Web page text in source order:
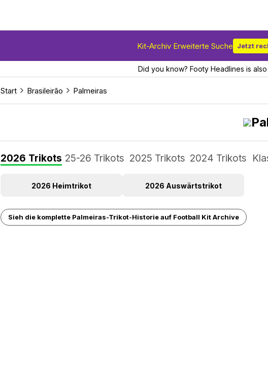
Kit-Archiv Erweiterte Suche Jetzt
Did you know? Footy Headlines is
Start Brasileirão Palmeiras
2026 Trikots 25-26 Trikots 2025 Trikots 2024 Trikots
2026 Heimtrikot 2026 Auswärtstrikot
Sieh die komplette Palmeiras-Trikot-Historie auf Football Kit Archive